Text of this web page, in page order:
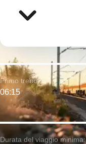
Durata del viaggio minima:
Primo treno:
06:15